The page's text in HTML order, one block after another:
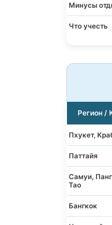
Минусы
Что учесть
Регион /
Пхукет,
Паттайя
Самуи,
Тао
Бангкок